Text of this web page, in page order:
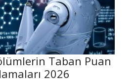
Taban Puan
2026